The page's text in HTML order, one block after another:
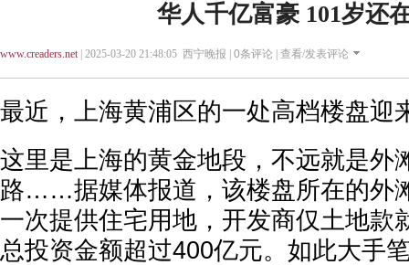
华人千亿富豪 101岁还
www.creaders.net| 2025-03-20 21:48:05 西宁晚报 | 0条评论 | 查看/发表评论
最近，上海黄浦区的一处高档楼盘迎
这里是上海的黄金地段，不远就是外
路……据媒体报道，该楼盘所在的外
一次提供住宅用地，开发商仅土地款
总投资金额超过400亿元。如此大手